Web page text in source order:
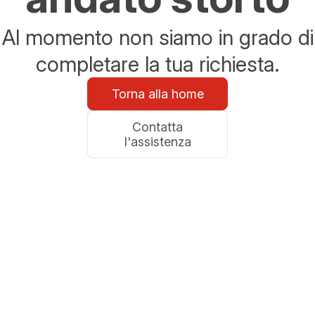
Al momento non siamo in grado di
completare la tua richiesta.
Torna alla home
Contatta
l'assistenza